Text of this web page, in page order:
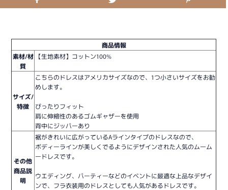
商品情報
素材/材
質
【生地素材】コットン100%
サイズ/
特徴
こちらのドレスはアメリカサイズなので、1つ小さいサイズをお勧
めします。
ぴったりフィット
肩に伸縮性のあるゴムギャザーを使用
背中にジッパーあり
その他
商品説
明
裾がきれいに広がっているAラインタイプのドレスなので、
ボディーラインが美しくでるようにデザインされた人気のムーム
ードレスです。
ウエディング、パーティーなどのイベントに最適な上品なデザイ
ンで、フラ衣装用のドレスとしても人気があるドレスです。